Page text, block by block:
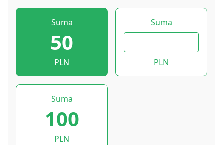
Suma
50
PLN
Suma
PLN
Suma
100
PLN